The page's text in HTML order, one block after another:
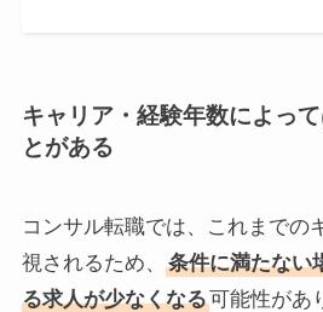
キャリア・経験年数によっ
とがある
コンサル転職では、これまでの
視されるため、
条件に満たない
る求人が少なくなる可能性があ